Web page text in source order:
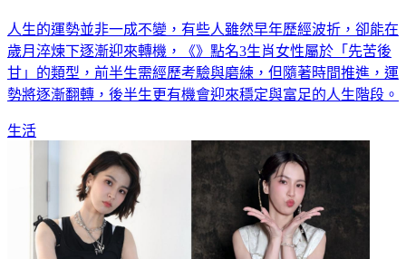
人生的運勢並非一成不變，有些人雖然早年歷經波折，卻能在
歲月淬煉下逐漸迎來轉機，《》點名3生肖女性屬於「先苦後
甘」的類型，前半生需經歷考驗與磨練，但隨著時間推進，運
勢將逐漸翻轉，後半生更有機會迎來穩定與富足的人生階段。
生活